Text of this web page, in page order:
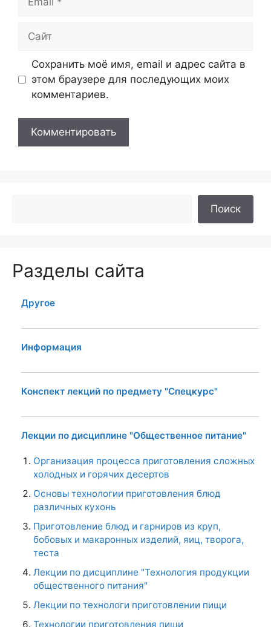
Сайт
Сохранить моё имя, email и адрес сайта в
этом браузере для последующих моих
комментариев.
Поиск
Разделы сайта
Другое
Информация
Конспект лекций по предмету "Спецкурс"
Лекции по дисциплине "Общественное питание"
Организация процесса приготовления сложных
холодных и горячих десертов
Основы технологии приготовления блюд
различных кухонь
Приготовление блюд и гарниров из круп,
бобовых и макаронных изделий, яиц, творога,
теста
Лекции по дисциплине "Технология продукции
общественного питания"
Лекции по технологи приготовлении пищи
Технологии приготовления пищи